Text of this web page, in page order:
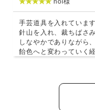
手芸道具を入れています
針山を入れ、裁ちばさ
しなやかでありながら
飴色へと変わっていく